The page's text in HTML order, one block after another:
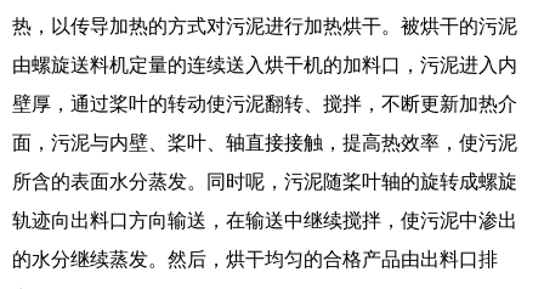
热，以传导加热的方式对污泥进行加热烘干。被烘干的污泥
由螺旋送料机定量的连续送入烘干机的加料口，污泥进入内
壁厚，通过桨叶的转动使污泥翻转、搅拌，不断更新加热介
面，污泥与内壁、桨叶、轴直接接触，提高热效率，使污泥
所含的表面水分蒸发。同时呢，污泥随桨叶轴的旋转成螺旋
轨迹向出料口方向输送，在输送中继续搅拌，使污泥中渗出
的水分继续蒸发。然后，烘干均匀的合格产品由出料口排